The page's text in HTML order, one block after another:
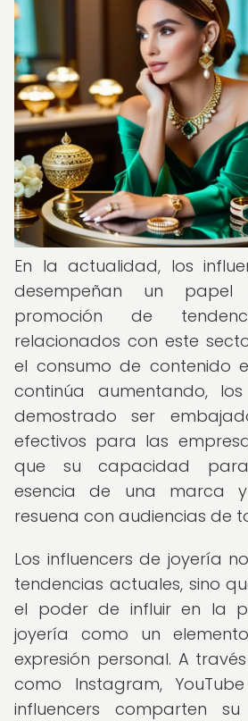
En la actualidad, los
desempeñan un
promoción de
relacionados con este
el consumo de contenido
continúa aumentando,
demostrado ser
efectivos para las
que su capacidad
esencia de una marca
resuena con audiencias de
Los influencers de joyería
tendencias actuales, sino
el poder de influir en la
joyería como un
expresión personal. A
como Instagram,
influencers comparten